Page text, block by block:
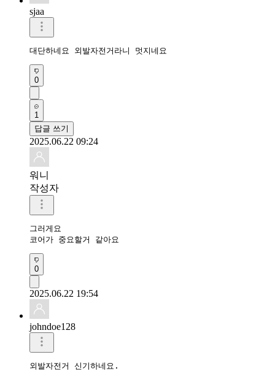
sjaa
대단하네요 외발자전거라니 멋지네요
0
1
답글 쓰기
2025.06.22 09:24
워니
작성자
그러게요
코어가 중요할거 같아요
0
2025.06.22 19:54
johndoe128
외발자전거 신기하네요.